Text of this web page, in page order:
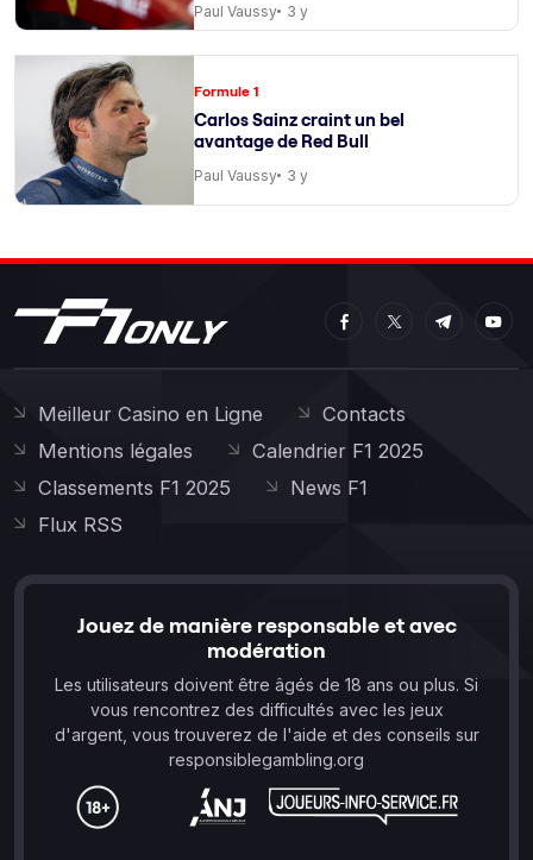
Paul Vaussy 3 y
Formule 1
Carlos Sainz craint un bel
avantage de Red Bull
Paul Vaussy 3 y
Meilleur Casino en Ligne
Contacts
Mentions légales
Calendrier F1 2025
Classements F1 2025
News F1
Flux RSS
Jouez de manière responsable et avec
modération
Les utilisateurs doivent être âgés de 18 ans ou plus. Si
vous rencontrez des difficultés avec les jeux
d'argent, vous trouverez de l'aide et des conseils sur
responsiblegambling.org